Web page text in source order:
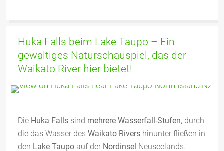
Huka Falls beim Lake Taupo – Ein
gewaltiges Naturschauspiel, das der
Waikato River hier bietet!
Die Huka Falls sind mehrere Wasserfall-Stufen, durch
die das Wasser des Waikato Rivers hinunter fließen in
den Lake Taupo auf der Nordinsel Neuseelands.